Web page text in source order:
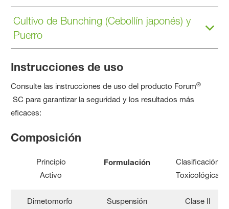
Cultivo de Bunching (Cebollín japonés) y
Puerro
Instrucciones de uso
Consulte las instrucciones de uso del producto Forum®
SC para garantizar la seguridad y los resultados más
eficaces:
Composición
Principio
Activo
Formulación
Clasificación
Toxicológica
Dimetomorfo
Suspensión
Clase II